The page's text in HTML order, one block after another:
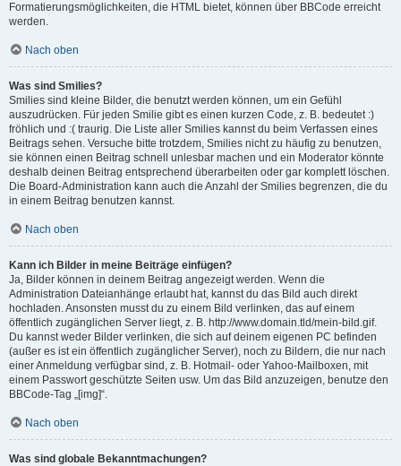
Formatierungsmöglichkeiten, die HTML bietet, können über BBCode erreicht
werden.
Nach oben
Was sind Smilies?
Smilies sind kleine Bilder, die benutzt werden können, um ein Gefühl
auszudrücken. Für jeden Smilie gibt es einen kurzen Code, z. B. bedeutet :)
fröhlich und :( traurig. Die Liste aller Smilies kannst du beim Verfassen eines
Beitrags sehen. Versuche bitte trotzdem, Smilies nicht zu häufig zu benutzen,
sie können einen Beitrag schnell unlesbar machen und ein Moderator könnte
deshalb deinen Beitrag entsprechend überarbeiten oder gar komplett löschen.
Die Board-Administration kann auch die Anzahl der Smilies begrenzen, die du
in einem Beitrag benutzen kannst.
Nach oben
Kann ich Bilder in meine Beiträge einfügen?
Ja, Bilder können in deinem Beitrag angezeigt werden. Wenn die
Administration Dateianhänge erlaubt hat, kannst du das Bild auch direkt
hochladen. Ansonsten musst du zu einem Bild verlinken, das auf einem
öffentlich zugänglichen Server liegt, z. B. http://www.domain.tld/mein-bild.gif.
Du kannst weder Bilder verlinken, die sich auf deinem eigenen PC befinden
(außer es ist ein öffentlich zugänglicher Server), noch zu Bildern, die nur nach
einer Anmeldung verfügbar sind, z. B. Hotmail- oder Yahoo-Mailboxen, mit
einem Passwort geschützte Seiten usw. Um das Bild anzuzeigen, benutze den
BBCode-Tag „[img]“.
Nach oben
Was sind globale Bekanntmachungen?